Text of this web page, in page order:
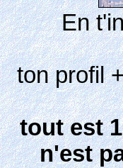
En
ton profil
tout est
n'est